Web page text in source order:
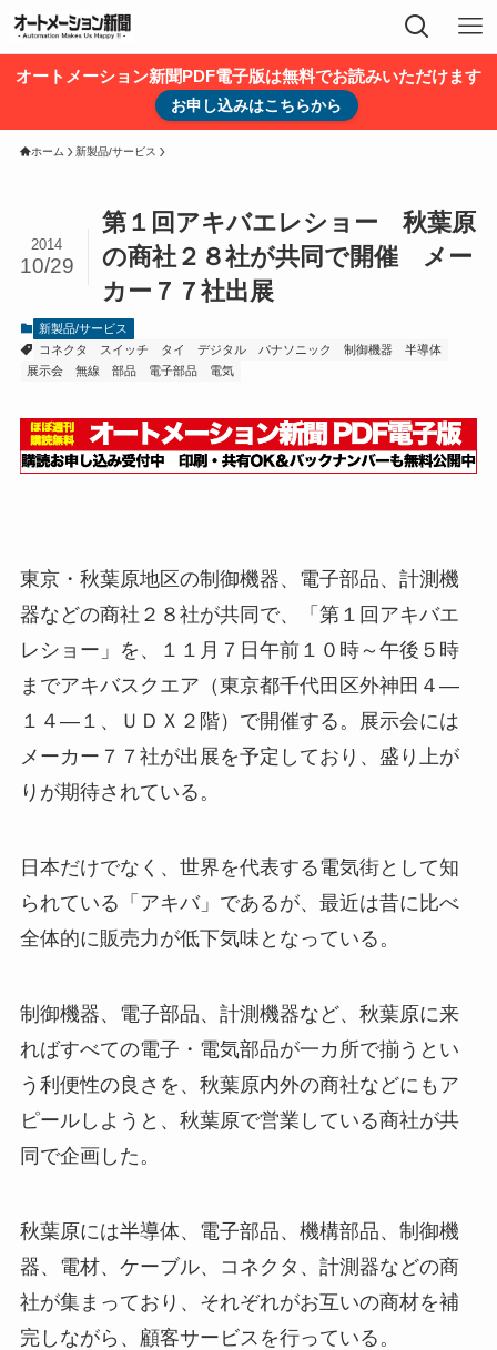
オートメーション新聞PDF電子版は無料でお読みいただけます
お申し込みはこちらから
ホーム 新製品/サービス
第１回アキバエレショー 秋葉原
の商社２８社が共同で開催 メー
カー７７社出展
2014
10/29
新製品/サービス
コネクタ
スイッチ タイ デジタル パナソニック 制御機器
半導体
展示会
無線 部品 電子部品 電気
東京・秋葉原地区の制御機器、電子部品、計測機
器などの商社２８社が共同で、「第１回アキバエ
レショー」を、１１月７日午前１０時～午後５時
までアキバスクエア（東京都千代田区外神田４―
１４―１、ＵＤＸ２階）で開催する。展示会には
メーカー７７社が出展を予定しており、盛り上が
りが期待されている。
日本だけでなく、世界を代表する電気街として知
られている「アキバ」であるが、最近は昔に比べ
全体的に販売力が低下気味となっている。
制御機器、電子部品、計測機器など、秋葉原に来
ればすべての電子・電気部品が一カ所で揃うとい
う利便性の良さを、秋葉原内外の商社などにもア
ピールしようと、秋葉原で営業している商社が共
同で企画した。
秋葉原には半導体、電子部品、機構部品、制御機
器、電材、ケーブル、コネクタ、計測器などの商
社が集まっており、それぞれがお互いの商材を補
完しながら、顧客サービスを行っている。